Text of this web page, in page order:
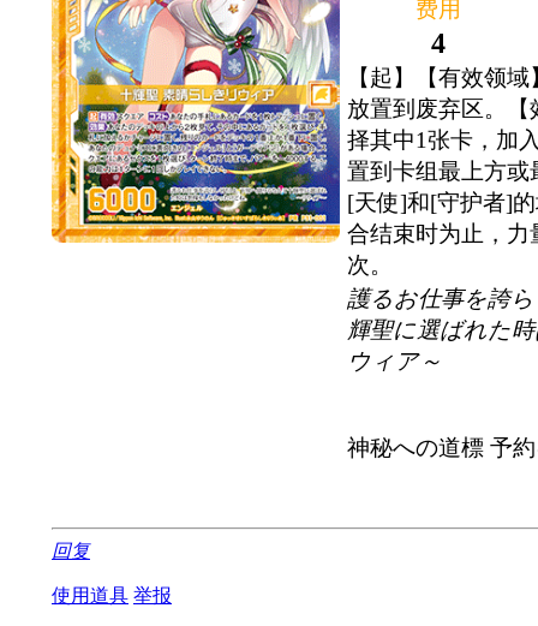
费用
4
【起】【有效领
放置到废弃区。
择其中1张卡，加
置到卡组最上方或
[天使]和[守护者]
合结束时为止，力
次。
護るお仕事を誇
輝聖に選ばれた
ウィア～
神秘への道標 予
回复
使用道具 举报